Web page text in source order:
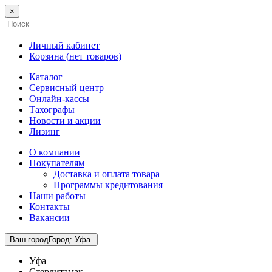
×
Личный кабинет
Корзина (нет товаров)
Каталог
Сервисный центр
Онлайн-кассы
Тахографы
Новости и акции
Лизинг
О компании
Покупателям
Доставка и оплата товара
Программы кредитования
Наши работы
Контакты
Вакансии
Ваш городГород: Уфа
Уфа